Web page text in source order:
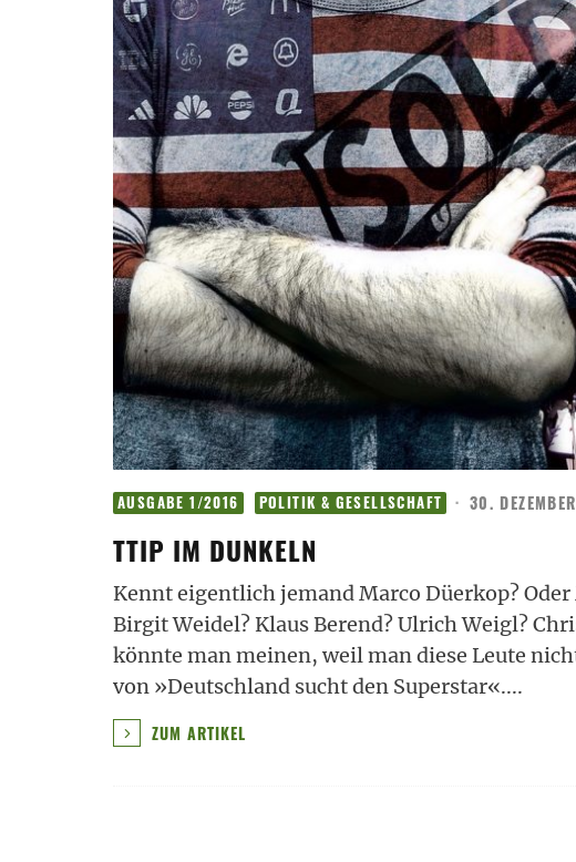
AUSGABE 1/2016 POLITIK & GESELLSCHAFT · 30.
TTIP IM DUNKELN
Kennt eigentlich jemand Marco Düerkop?
Birgit Weidel? Klaus Berend? Ulrich Weigl?
könnte man meinen, weil man diese Leute
von »Deutschland sucht den Superstar«....
ZUM ARTIKEL